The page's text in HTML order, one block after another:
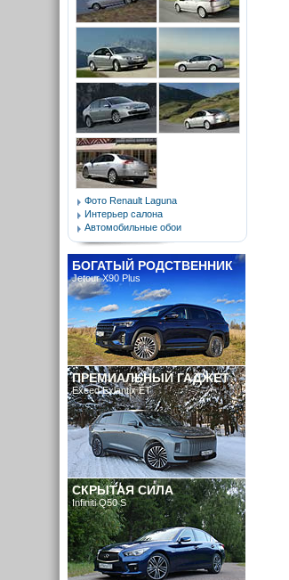
Фото Renault Laguna
Интерьер салона
Автомобильные обои
БОГАТЫЙ РОДСТВЕННИК
Jetour X90 Plus
ПРЕМИАЛЬНЫЙ ГАДЖЕТ
Exeed Exlantix ET
СКРЫТАЯ СИЛА
Infiniti Q50 S